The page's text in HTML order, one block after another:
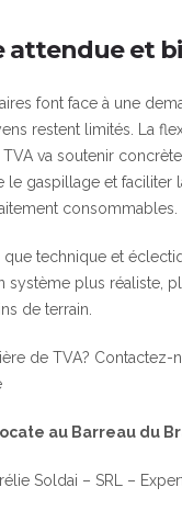
attendue et
font face à une
restent limités. La
va soutenir
le gaspillage et faciliter
consommables.
que technique et
système plus réaliste,
de terrain.
de TVA? Contactez-
au Barreau du
Soldai – SRL –